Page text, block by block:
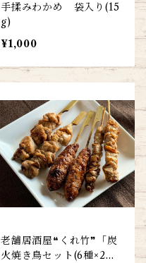
手揉みわかめ 袋入り(15
g)
¥1,000
老舗居酒屋❝くれ竹❞「炭
火焼き鳥セット(6種×2